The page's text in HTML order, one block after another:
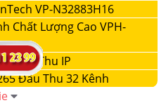
VP-N32883H16
Chất Lượng Cao VPH-
Đầu Thu IP
Đầu Thu 32 Kênh